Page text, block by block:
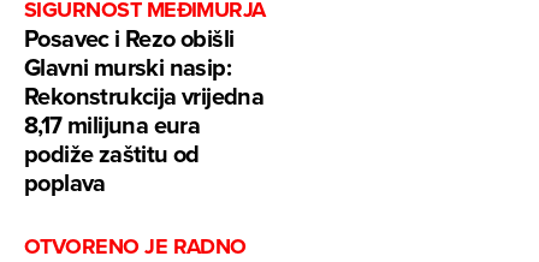
SIGURNOST MEĐIMURJA
Posavec i Rezo obišli
Glavni murski nasip:
Rekonstrukcija vrijedna
8,17 milijuna eura
podiže zaštitu od
poplava
OTVORENO JE RADNO